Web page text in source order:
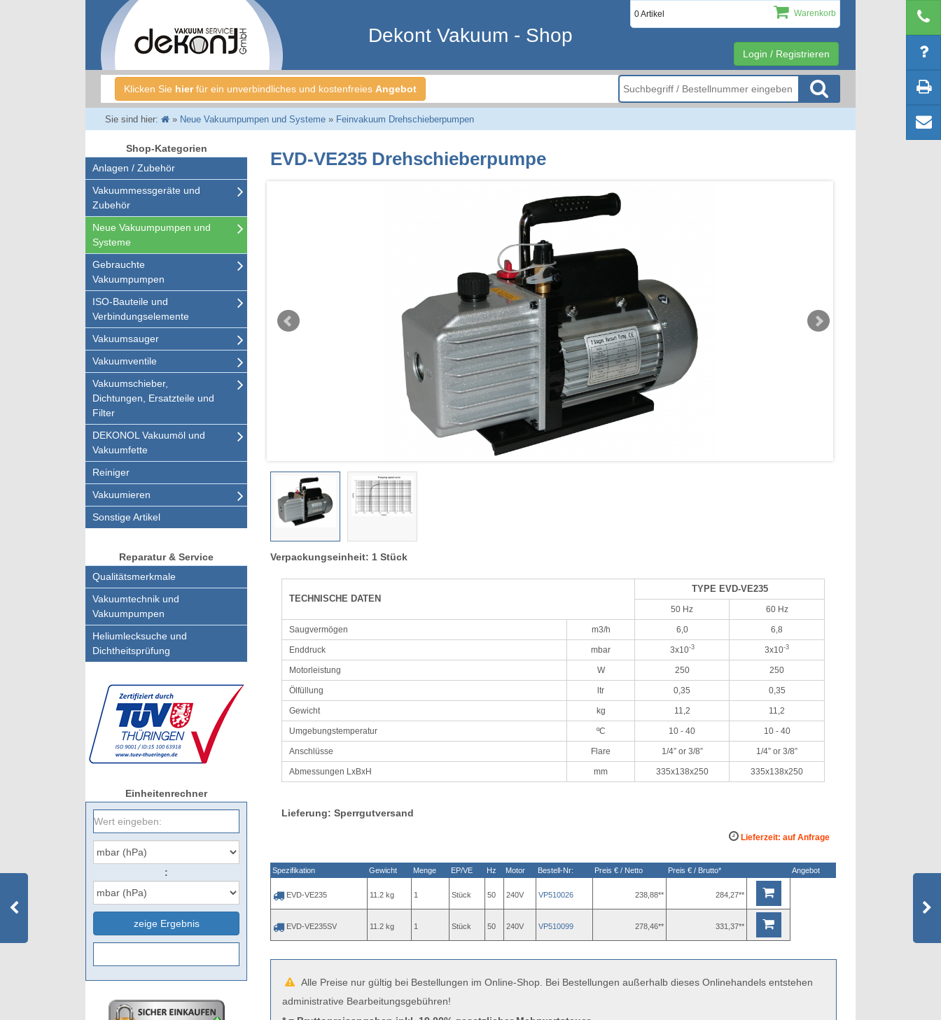
Login / Registrieren
0 Artikel Warenkorb
Dekont Vakuum - Shop
Klicken Sie hierfür ein unverbindliches und kostenfreies Angebot
Sie sind hier: » Neue Vakuumpumpen und Systeme» Feinvakuum Drehschieberpumpen
Shop-Kategorien
Anlagen / Zubehör
Vakuummessgeräte und
Zubehör
Neue Vakuumpumpen und
Systeme
Gebrauchte
Vakuumpumpen
ISO-Bauteile und
Verbindungselemente
Vakuumsauger
Vakuumventile
Vakuumschieber,
Dichtungen, Ersatzteile und
Filter
DEKONOL Vakuumöl und
Vakuumfette
Reiniger
Vakuumieren
Sonstige Artikel
Reparatur & Service
Qualitätsmerkmale
Vakuumtechnik und
Vakuumpumpen
Heliumlecksuche und
Dichtheitsprüfung
Einheitenrechner
:
zeige Ergebnis
EVD-VE235 Drehschieberpumpe
Verpackungseinheit: 1 Stück
TECHNISCHE DATEN
TYPE EVD-VE235
50 Hz 60 Hz
Saugvermögen m3/h 6,0 6,8
Enddruck mbar 3x10-3 3x10-3
Motorleistung W 250 250
Ölfüllung ltr 0,35 0,35
Gewicht kg 11,2 11,2
Umgebungstemperatur ºC 10 - 40 10 - 40
Anschlüsse Flare 1/4” or 3/8” 1/4” or 3/8”
Abmessungen LxBxH mm 335x138x250 335x138x250
Lieferung: Sperrgutversand
Lieferzeit: auf Anfrage
Spezifikation Gewicht Menge EP/VE Hz Motor Bestell-Nr: Preis € / Netto Preis € / Brutto* Angebot
EVD-VE235 11.2 kg 1 Stück 50 240V VP510026 238,88** 284,27**
EVD-VE235SV 11.2 kg 1 Stück 50 240V VP510099 278,46** 331,37**
Alle Preise nur gültig bei Bestellungen im Online-Shop. Bei Bestellungen außerhalb dieses Onlinehandels entstehen
administrative Bearbeitungsgebühren!